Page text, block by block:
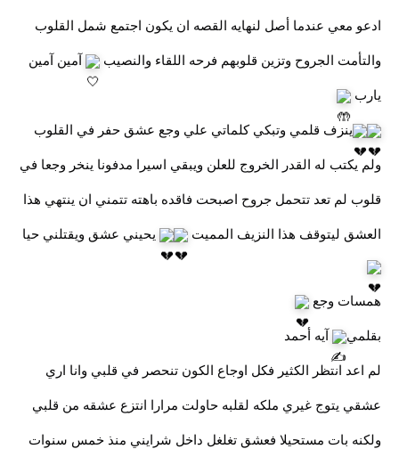
ادعو معي عندما أصل لنهايه القصه ان يكون اجتمع شمل القلوب
والتأمت الجروح وتزين قلوبهم فرحه اللقاء والنصيب
آمين آمين
يارب
ينزف قلمي وتبكي كلماتي علي وجع عشق حفر في القلوب
ولم يكتب له القدر الخروج للعلن ويبقي اسيرا مدفونا ينخر وجعا في
قلوب لم تعد تتحمل جروح اصبحت فاقده باهته تتمني ان ينتهي هذا
العشق ليتوقف هذا النزيف المميت
يحيني عشق ويقتلني حيا
همسات وجع
بقلمي
آيه أحمد
لم اعد انتظر الكثير فكل اوجاع الكون تنحصر في قلبي وانا اري
عشقي يتوج غيري ملكه لقلبه حاولت مرارا انتزع عشقه من قلبي
ولكنه بات مستحيلا فعشق تغلغل داخل شرايني منذ خمس سنوات